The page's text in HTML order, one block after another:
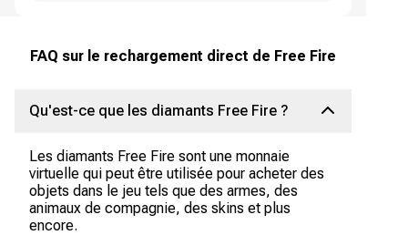
FAQ sur le rechargement direct de Free Fire
Qu'est-ce que les diamants Free Fire ?
Les diamants Free Fire sont une monnaie
virtuelle qui peut être utilisée pour acheter des
objets dans le jeu tels que des armes, des
animaux de compagnie, des skins et plus
encore.